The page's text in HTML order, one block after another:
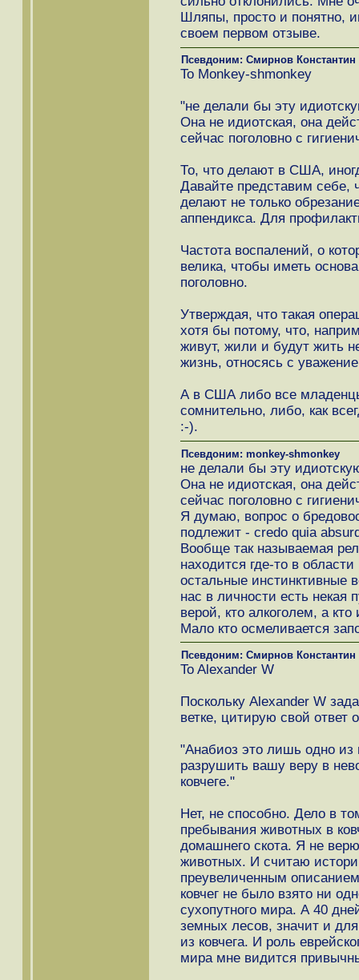
Шляпы, просто и понятно,
своем первом отзыве.
Псевдоним: Смирнов Константин
To Monkey-shmonkey
"не делали бы эту
Она не идиотская, она
сейчас поголовно с
То, что делают в США,
Давайте представим себе,
делают не только
аппендикса. Для
Частота воспалений, о
велика, чтобы иметь
поголовно.
Утверждая, что такая
хотя бы потому, что,
живут, жили и будут жить
жизнь, относясь с
А в США либо все
сомнительно, либо, как
:-).
Псевдоним: monkey-shmonkey
не делали бы эту
Она не идиотская, она
сейчас поголовно с
Я думаю, вопрос о
подлежит - credo quia
Вообще так называемая
находится где-то в
остальные инстинктивные
нас в личности есть некая
верой, кто алкоголем, а
Мало кто осмеливается
Псевдоним: Смирнов Константин
To Alexander W
Поскольку Alexander W
ветке, цитирую свой ответ
"Анабиоз это лишь одно из
разрушить вашу веру в
ковчеге."
Нет, не способно. Дело в
пребывания животных в
домашнего скота. Я не
животных. И считаю
преувеличенным
ковчег не было взято ни
сухопутного мира. А 40
земных лесов, значит и
из ковчега. И роль
мира мне видится